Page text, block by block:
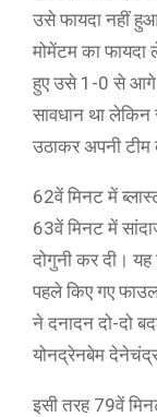
उसे फायदा नहीं हुआ
मोमेंटम का
हुए उसे 1-0 से आगे
सावधान था
उठाकर अपनी टीम
62वें मिनट में
63वें मिनट में
दोगुनी कर दी। यह
पहले किए गए
ने दनादन दो-दो
योनद्रेनबेम
इसी तरह 79वें